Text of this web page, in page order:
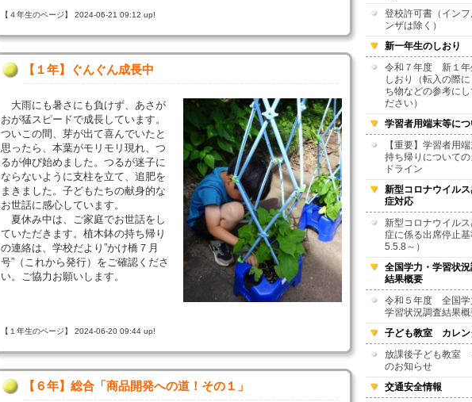
【４年生のページ】 2024-06-21 09:12 up!
【１年】ぐんぐん成長中
大雨にも暑さにも負けず、あさが
おが猛スピードで成長しています。
ついこの間、芽が出て喜んでいたと
思ったら、本葉がモリモリ現れ、つ
るが伸び始めました。つるが迷子に
ならないように支柱を立て、追肥を
まきました。子どもたちの献身的な
お世話に感心しています。
夏休み中は、ご家庭でお世話をし
ていただきます。植木鉢の持ち帰り
の連絡は、学校だより”かけ橋７月
号”（これから発行）をご確認くださ
い。ご協力お願いします。
【１年生のページ】 2024-06-20 09:44 up!
【６年】総合「商品開発への道！その１」
登校許可書（インフ
ンザは除く）
新一年生のしおり
令和７年度 新１年
しおり（転入の際
ち物などの参考にし
ださい）
学習者用端末等につ
【重要】学習者用
持ち帰りについての
ドライン
新型コロナウイル
症対応
新型コロナウイル
症に係る出席停止
5.5.8～）
全国学力・学習状
結果概要
令和５年度 全国学
学習状況調査結果
子ども教室 カレン
放課後子ども教室
のお知らせ
交通安全情報